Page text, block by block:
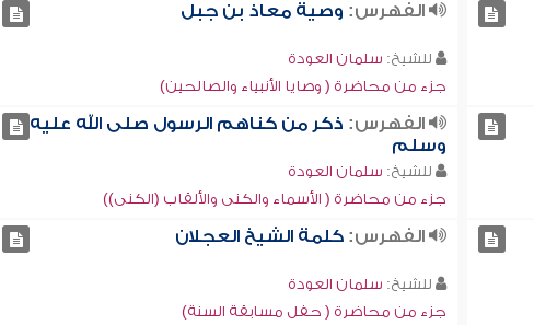
الفهرس: وصية معاذ بن جبل
للشيخ: سلمان العودة
جزء من محاضرة ( وصايا الأنبياء والصالحين)
الفهرس: ذكر من كناهم الرسول صلى الله عليه
وسلم
للشيخ: سلمان العودة
جزء من محاضرة ( الأسماء والكنى والألقاب (الكنى))
الفهرس: كلمة الشيخ العجلان
للشيخ: سلمان العودة
جزء من محاضرة ( حفل مسابقة السنة)